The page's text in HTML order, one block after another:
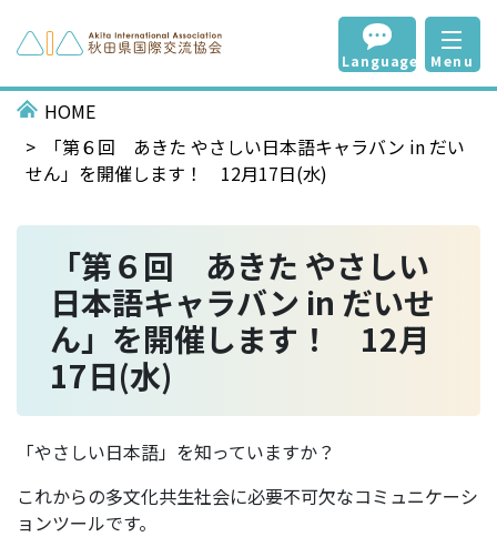
Language Menu
HOME
「第６回 あきた やさしい日本語キャラバン in だい
せん」を開催します！ 12月17日(水)
「第６回 あきた やさしい
日本語キャラバン in だいせ
ん」を開催します！ 12月
17日(水)
「やさしい日本語」を知っていますか？
これからの多文化共生社会に必要不可欠なコミュニケーシ
ョンツールです。